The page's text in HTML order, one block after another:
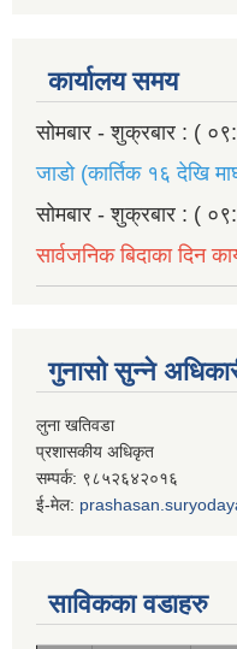
कार्यालय समय
सोमबार - शुक्रबार : (
जाडो (कार्तिक १६ देखि
सोमबार - शुक्रबार : (
सार्वजनिक बिदाका दिन
गुनासो सुन्ने
लुना खतिवडा
प्रशासकीय अधिकृत
सम्पर्क: ९८५२६४२०१६
ई-मेल:
साविकका वडाहरु